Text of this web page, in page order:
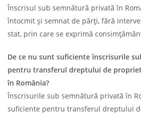
Înscrisul sub semnătură privată în
întocmit și semnat de părți, fără
stat, prin care se exprimă
De ce nu sunt suficiente înscrisurile
pentru transferul dreptului de
în România?
Înscrisurile sub semnătură privată în
suficiente pentru transferul dreptului